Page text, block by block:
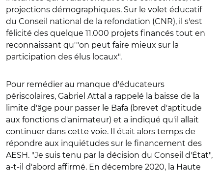
projections démographiques. Sur le volet éducatif
du Conseil national de la refondation (CNR), il s'est
félicité des quelque 11.000 projets financés tout en
reconnaissant qu'"on peut faire mieux sur la
participation des élus locaux".
Pour remédier au manque d'éducateurs
périscolaires, Gabriel Attal a rappelé la baisse de la
limite d'âge pour passer le Bafa (brevet d'aptitude
aux fonctions d'animateur) et a indiqué qu'il allait
continuer dans cette voie. Il était alors temps de
répondre aux inquiétudes sur le financement des
AESH. "Je suis tenu par la décision du Conseil d'État",
a-t-il d'abord affirmé. En décembre 2020, la Haute